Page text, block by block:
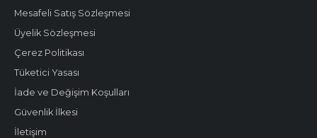
Mesafeli Satış Sözleşmesi
Üyelik Sözleşmesi
Çerez Politikası
Tüketici Yasası
İade ve Değişim Koşulları
Güvenlik İlkesi
İletişim